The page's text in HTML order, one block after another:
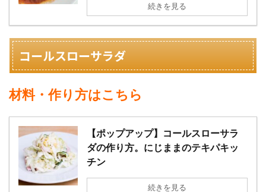
続きを見る
コールスローサラダ
材料・作り方はこちら
【ポップアップ】コールスローサラ
ダの作り方。にじままのテキパキッ
チン
続きを見る